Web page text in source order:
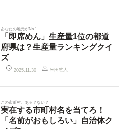
あなたの地元がNo.1
「即席めん」生産量1位の都道
府県は？生産量ランキングクイ
ズ
2025.11.30 米田悠人
この市町村、ある？ない？
実在する市町村名を当てろ！
「名前がおもしろい」自治体ク